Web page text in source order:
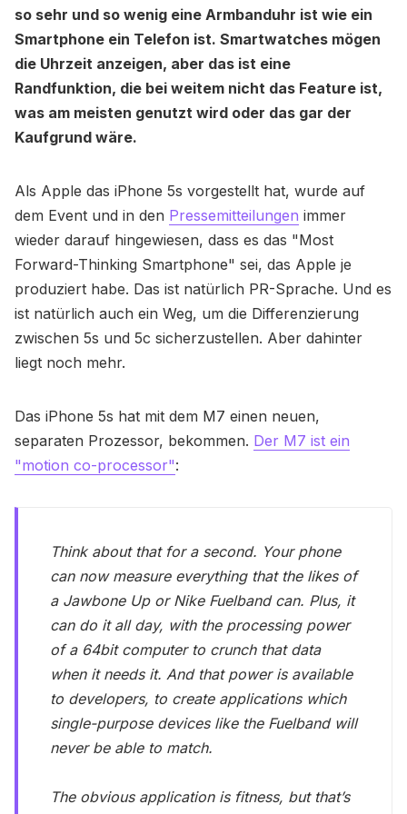
so sehr und so wenig eine Armbanduhr ist wie ein
Smartphone ein Telefon ist. Smartwatches mögen
die Uhrzeit anzeigen, aber das ist eine
Randfunktion, die bei weitem nicht das Feature ist,
was am meisten genutzt wird oder das gar der
Kaufgrund wäre.
Als Apple das iPhone 5s vorgestellt hat, wurde auf
dem Event und in den Pressemitteilungen immer
wieder darauf hingewiesen, dass es das "Most
Forward-Thinking Smartphone" sei, das Apple je
produziert habe. Das ist natürlich PR-Sprache. Und es
ist natürlich auch ein Weg, um die Differenzierung
zwischen 5s und 5c sicherzustellen. Aber dahinter
liegt noch mehr.
Das iPhone 5s hat mit dem M7 einen neuen,
separaten Prozessor, bekommen. Der M7 ist ein
"motion co-processor":
Think about that for a second. Your phone
can now measure everything that the likes of
a Jawbone Up or Nike Fuelband can. Plus, it
can do it all day, with the processing power
of a 64bit computer to crunch that data
when it needs it. And that power is available
to developers, to create applications which
single-purpose devices like the Fuelband will
never be able to match.
The obvious application is fitness, but that’s